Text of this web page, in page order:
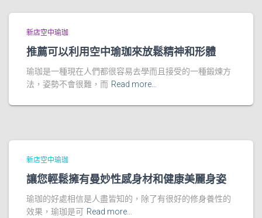
新店空中瑜珈
推薦可以利用空中瑜珈來放鬆精神和形體
瑜珈是一種現在人們都很容易去學而且接受的一種鍛煉方
法，姿勢不會很難，而 Read more…
新店空中瑜珈
讓您輕鬆擁有曼妙性感身材和健康美麗身姿
瑜珈的好處相信是人盡皆知的，除了有很好的修身養性​‌‌的
效果，瑜珈是可 Read more…